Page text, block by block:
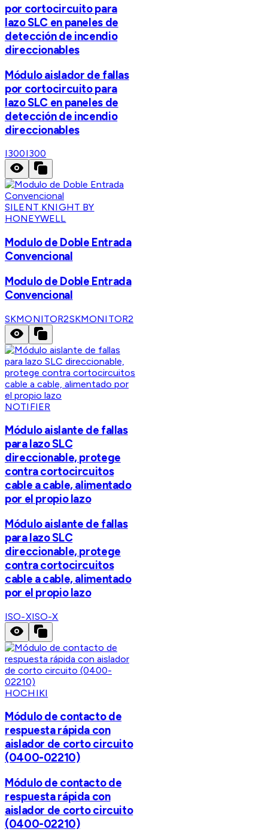
por cortocircuito para
lazo SLC en paneles de
detección de incendio
direccionables
Módulo aislador de fallas
por cortocircuito para
lazo SLC en paneles de
detección de incendio
direccionables
I300I300
SILENT KNIGHT BY
HONEYWELL
Modulo de Doble Entrada
Convencional
Modulo de Doble Entrada
Convencional
SKMONITOR2SKMONITOR2
NOTIFIER
Módulo aislante de fallas
para lazo SLC
direccionable, protege
contra cortocircuitos
cable a cable, alimentado
por el propio lazo
Módulo aislante de fallas
para lazo SLC
direccionable, protege
contra cortocircuitos
cable a cable, alimentado
por el propio lazo
ISO-XISO-X
HOCHIKI
Módulo de contacto de
respuesta rápida con
aislador de corto circuito
(0400-02210)
Módulo de contacto de
respuesta rápida con
aislador de corto circuito
(0400-02210)